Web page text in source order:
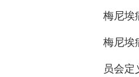
梅尼埃
梅尼埃
员会定